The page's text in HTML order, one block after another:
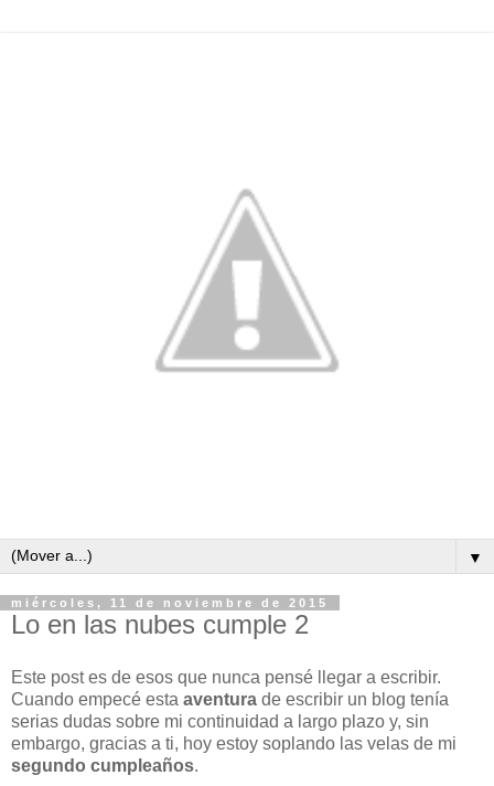
▼
miércoles, 11 de noviembre de 2015
Lo en las nubes cumple 2
Este post es de esos que nunca pensé llegar a escribir.
Cuando empecé esta aventura de escribir un blog tenía
serias dudas sobre mi continuidad a largo plazo y, sin
embargo, gracias a ti, hoy estoy soplando las velas de mi
segundo cumpleaños.